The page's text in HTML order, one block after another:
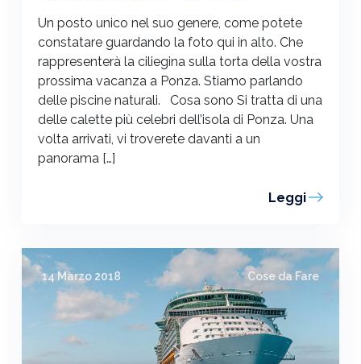
Un posto unico nel suo genere, come potete
constatare guardando la foto qui in alto. Che
rappresenterà la ciliegina sulla torta della vostra
prossima vacanza a Ponza. Stiamo parlando
delle piscine naturali. Cosa sono Si tratta di una
delle calette più celebri dell’isola di Ponza. Una
volta arrivati, vi troverete davanti a un
panorama […]
Leggi
14 Marzo 2018 Cose da Fare